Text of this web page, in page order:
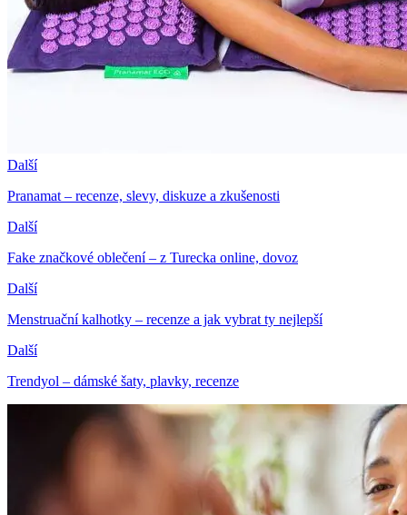
Další
Pranamat – recenze, slevy, diskuze a zkušenosti
Další
Fake značkové oblečení – z Turecka online, dovoz
Další
Menstruační kalhotky – recenze a jak vybrat ty nejlepší
Další
Trendyol – dámské šaty, plavky, recenze